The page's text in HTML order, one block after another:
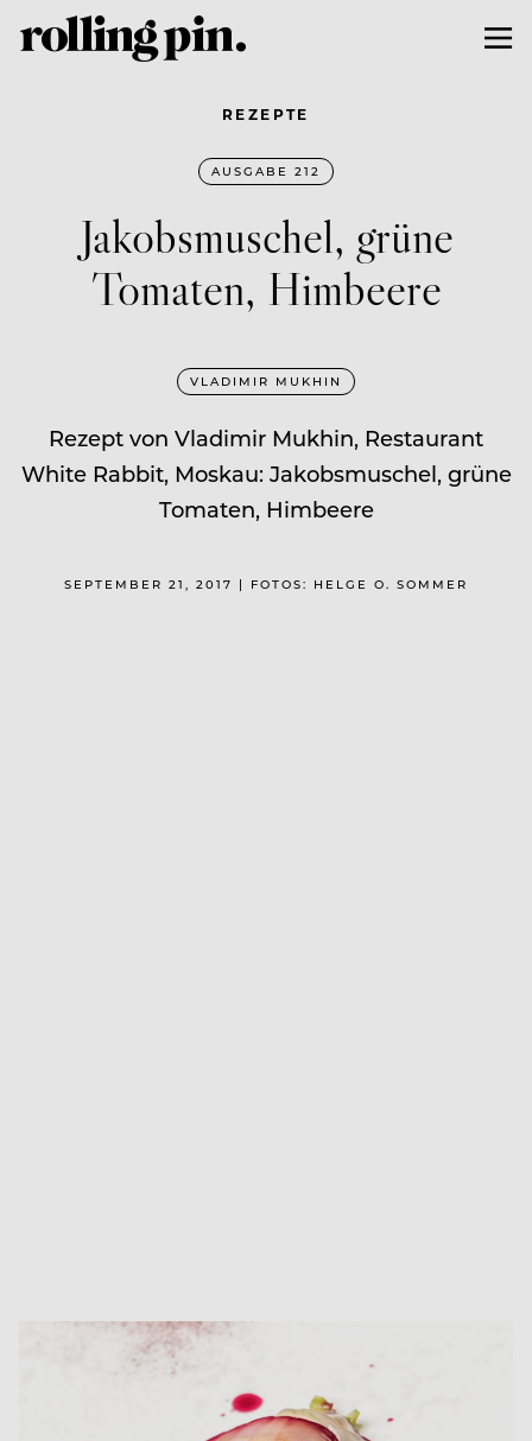
REZEPTE
AUSGABE 212
Jakobsmuschel, grüne
Tomaten, Himbeere
VLADIMIR MUKHIN
Rezept von Vladimir Mukhin, Restaurant
White Rabbit, Moskau: Jakobsmuschel, grüne
Tomaten, Himbeere
SEPTEMBER 21, 2017 | FOTOS: HELGE O. SOMMER